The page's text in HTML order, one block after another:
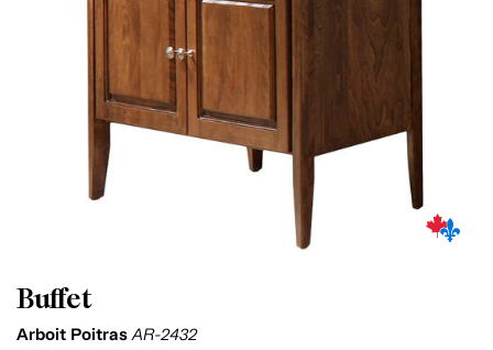
Buffet
Arboit PoitrasAR-2432